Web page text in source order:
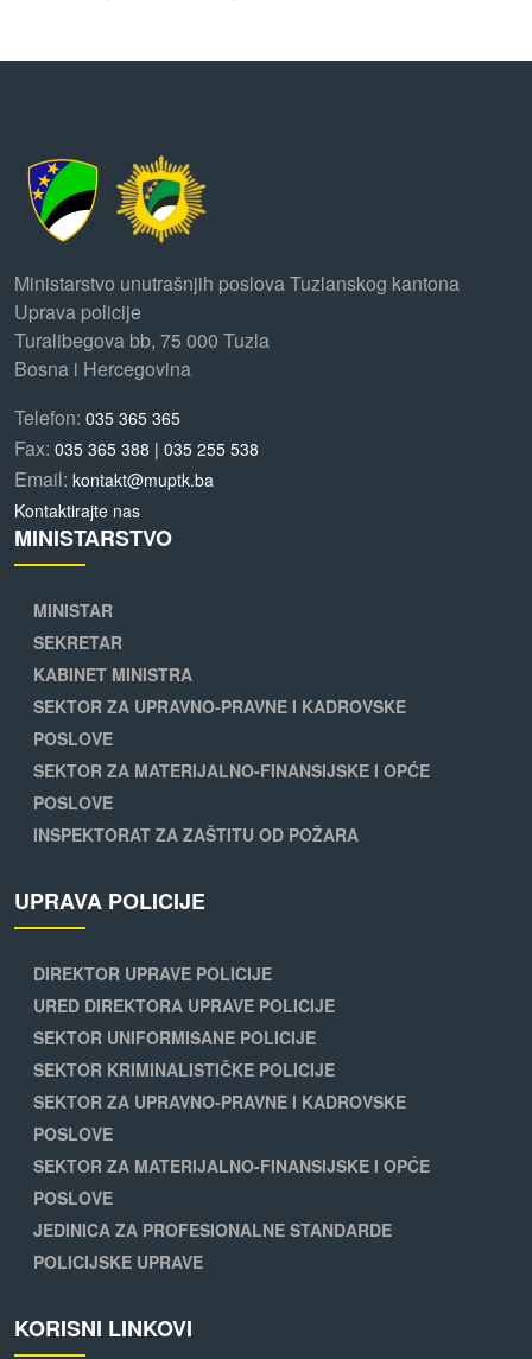
Ministarstvo unutrašnjih poslova Tuzlanskog kantona
Uprava policije
Turalibegova bb, 75 000 Tuzla
Bosna i Hercegovina
Telefon: 035 365 365
Fax: 035 365 388 | 035 255 538
Email: kontakt@muptk.ba
Kontaktirajte nas
MINISTARSTVO
MINISTAR
SEKRETAR
KABINET MINISTRA
SEKTOR ZA UPRAVNO-PRAVNE I KADROVSKE
POSLOVE
SEKTOR ZA MATERIJALNO-FINANSIJSKE I OPĆE
POSLOVE
INSPEKTORAT ZA ZAŠTITU OD POŽARA
UPRAVA POLICIJE
DIREKTOR UPRAVE POLICIJE
URED DIREKTORA UPRAVE POLICIJE
SEKTOR UNIFORMISANE POLICIJE
SEKTOR KRIMINALISTIČKE POLICIJE
SEKTOR ZA UPRAVNO-PRAVNE I KADROVSKE
POSLOVE
SEKTOR ZA MATERIJALNO-FINANSIJSKE I OPĆE
POSLOVE
JEDINICA ZA PROFESIONALNE STANDARDE
POLICIJSKE UPRAVE
KORISNI LINKOVI